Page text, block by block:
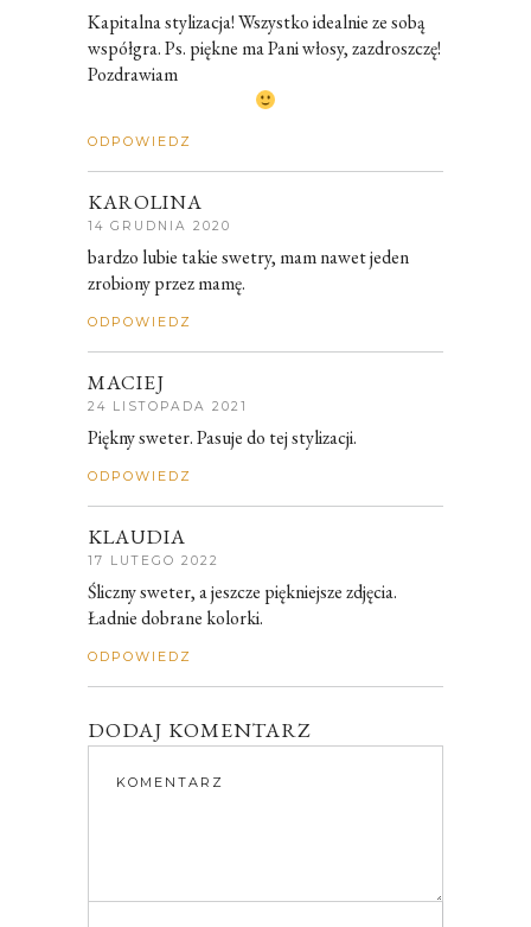
Kapitalna stylizacja! Wszystko idealnie ze sobą
współgra. Ps. piękne ma Pani włosy, zazdroszczę!
Pozdrawiam
ODPOWIEDZ
KAROLINA
14 GRUDNIA 2020
bardzo lubie takie swetry, mam nawet jeden
zrobiony przez mamę.
ODPOWIEDZ
MACIEJ
24 LISTOPADA 2021
Piękny sweter. Pasuje do tej stylizacji.
ODPOWIEDZ
KLAUDIA
17 LUTEGO 2022
Śliczny sweter, a jeszcze piękniejsze zdjęcia.
Ładnie dobrane kolorki.
ODPOWIEDZ
DODAJ KOMENTARZ